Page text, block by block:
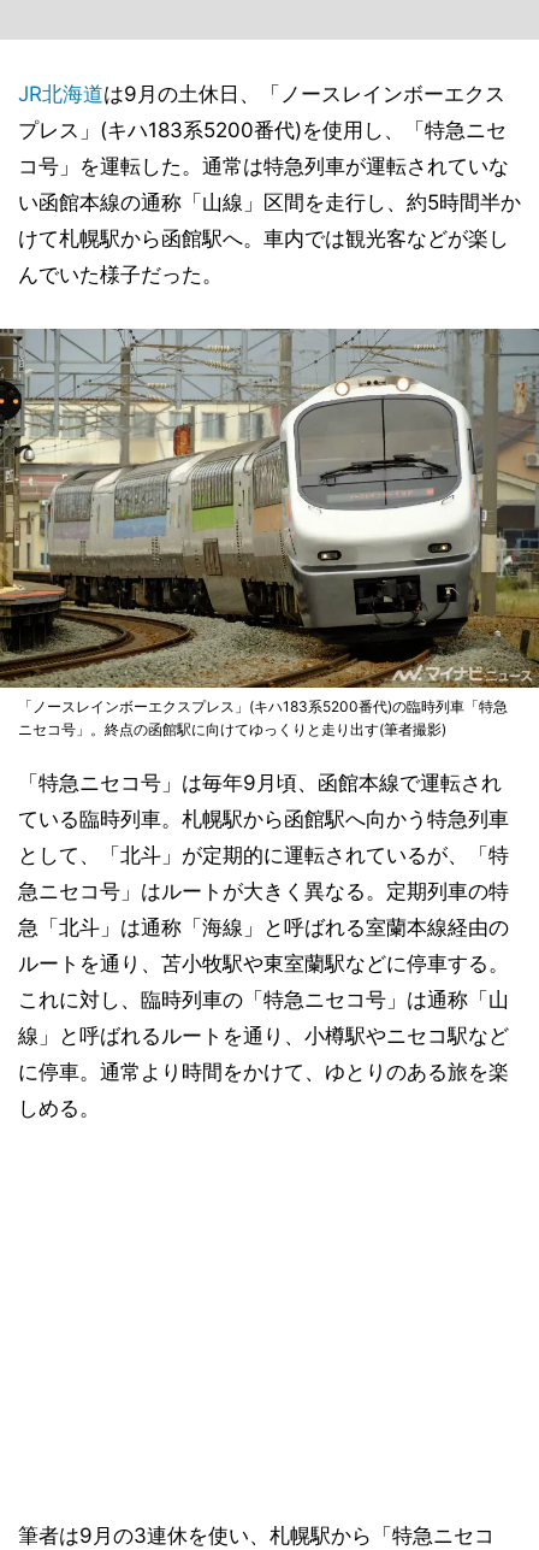
JR北海道は9月の土休日、「ノースレインボーエクス
プレス」(キハ183系5200番代)を使用し、「特急ニセ
コ号」を運転した。通常は特急列車が運転されていな
い函館本線の通称「山線」区間を走行し、約5時間半か
けて札幌駅から函館駅へ。車内では観光客などが楽し
んでいた様子だった。
「ノースレインボーエクスプレス」(キハ183系5200番代)の臨時列車「特急
ニセコ号」。終点の函館駅に向けてゆっくりと走り出す(筆者撮影)
「特急ニセコ号」は毎年9月頃、函館本線で運転され
ている臨時列車。札幌駅から函館駅へ向かう特急列車
として、「北斗」が定期的に運転されているが、「特
急ニセコ号」はルートが大きく異なる。定期列車の特
急「北斗」は通称「海線」と呼ばれる室蘭本線経由の
ルートを通り、苫小牧駅や東室蘭駅などに停車する。
これに対し、臨時列車の「特急ニセコ号」は通称「山
線」と呼ばれるルートを通り、小樽駅やニセコ駅など
に停車。通常より時間をかけて、ゆとりのある旅を楽
しめる。
筆者は9月の3連休を使い、札幌駅から「特急ニセコ